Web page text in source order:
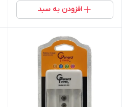
افزودن به سبد